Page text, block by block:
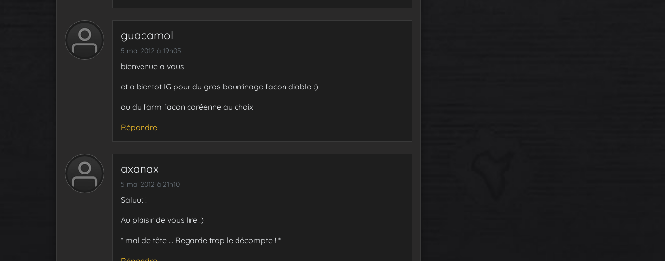
guacamol
5 mai 2012 à 19h05
bienvenue a vous
et a bientot IG pour du gros bourrinage facon diablo :)
ou du farm facon coréenne au choix
Répondre
axanax
5 mai 2012 à 21h10
Saluut !
Au plaisir de vous lire :)
* mal de tête … Regarde trop le décompte ! *